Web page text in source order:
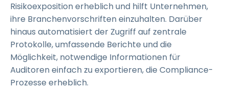
Risikoexposition erheblich und hilft Unternehmen,
ihre Branchenvorschriften einzuhalten. Darüber
hinaus automatisiert der Zugriff auf zentrale
Protokolle, umfassende Berichte und die
Möglichkeit, notwendige Informationen für
Auditoren einfach zu exportieren, die Compliance-
Prozesse erheblich.